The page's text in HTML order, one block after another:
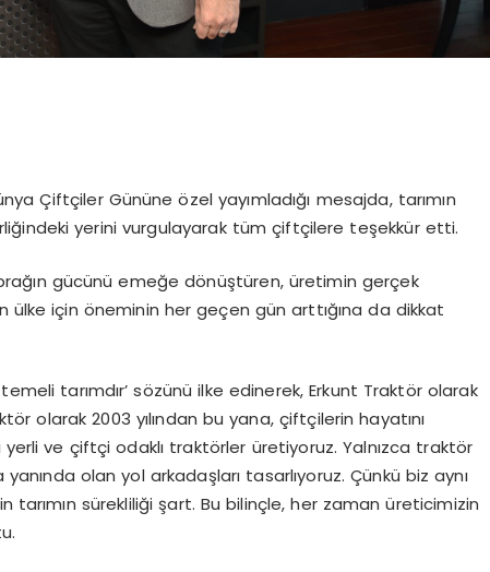
Çiftçiler Gününe özel yayımladığı mesajda, tarımın
yerini vurgulayarak tüm çiftçilere teşekkür etti.
gücünü emeğe dönüştüren, üretimin gerçek
ülke için öneminin her geçen gün arttığına da dikkat
tarımdır’ sözünü ilke edinerek, Erkunt Traktör olarak
olarak 2003 yılından bu yana, çiftçilerin hayatını
ve çiftçi odaklı traktörler üretiyoruz. Yalnızca traktör
olan yol arkadaşları tasarlıyoruz. Çünkü biz aynı
tarımın sürekliliği şart. Bu bilinçle, her zaman üreticimizin